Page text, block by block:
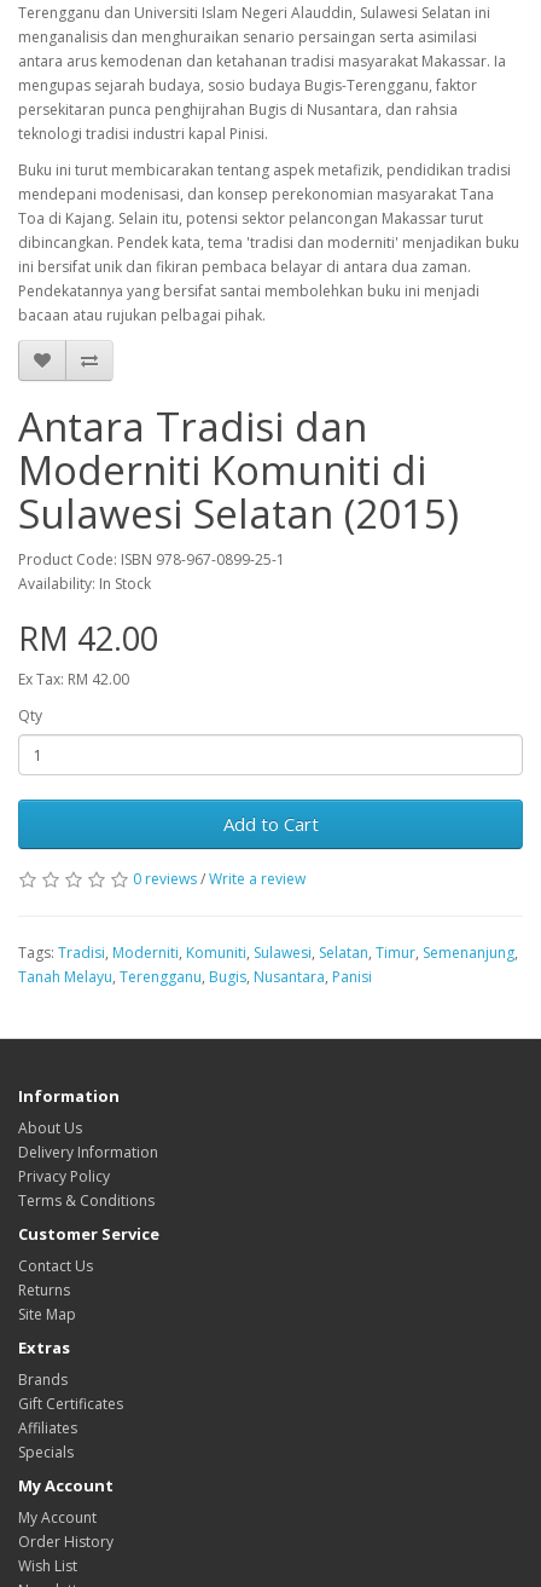
Terengganu dan Universiti Islam Negeri Alauddin, Sulawesi Selatan ini
menganalisis dan menghuraikan senario persaingan serta asimilasi
antara arus kemodenan dan ketahanan tradisi masyarakat Makassar. Ia
mengupas sejarah budaya, sosio budaya Bugis-Terengganu, faktor
persekitaran punca penghijrahan Bugis di Nusantara, dan rahsia
teknologi tradisi industri kapal Pinisi.
Buku ini turut membicarakan tentang aspek metafizik, pendidikan tradisi
mendepani modenisasi, dan konsep perekonomian masyarakat Tana
Toa di Kajang. Selain itu, potensi sektor pelancongan Makassar turut
dibincangkan. Pendek kata, tema 'tradisi dan moderniti' menjadikan buku
ini bersifat unik dan fikiran pembaca belayar di antara dua zaman.
Pendekatannya yang bersifat santai membolehkan buku ini menjadi
bacaan atau rujukan pelbagai pihak.
Antara Tradisi dan
Moderniti Komuniti di
Sulawesi Selatan (2015)
Product Code: ISBN 978-967-0899-25-1
Availability: In Stock
RM 42.00
Ex Tax: RM 42.00
Qty
Add to Cart
0 reviews/Write a review
Tags: Tradisi, Moderniti, Komuniti, Sulawesi, Selatan, Timur, Semenanjung,
Tanah Melayu, Terengganu, Bugis, Nusantara, Panisi
Information
About Us
Delivery Information
Privacy Policy
Terms & Conditions
Customer Service
Contact Us
Returns
Site Map
Extras
Brands
Gift Certificates
Affiliates
Specials
My Account
My Account
Order History
Wish List